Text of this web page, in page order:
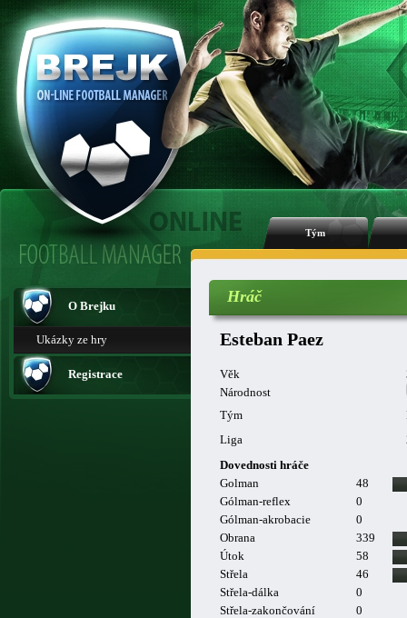
Tým
O Brejku
Ukázky ze hry
Registrace
Hráč
Esteban Paez
Věk
Národnost
Tým
Liga
Dovednosti hráče
Golman
48
Gólman-reflex
0
Gólman-akrobacie
0
Obrana
339
Útok
58
Střela
46
Střela-dálka
0
Střela-zakončování
0